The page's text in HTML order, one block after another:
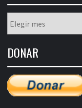
mensual
entradas
DONAR